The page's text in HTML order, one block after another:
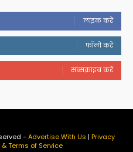
लाइक करें
फॉलो करें
सब्सक्राइब करें
- Advertise With Us | Privacy
Terms of Service